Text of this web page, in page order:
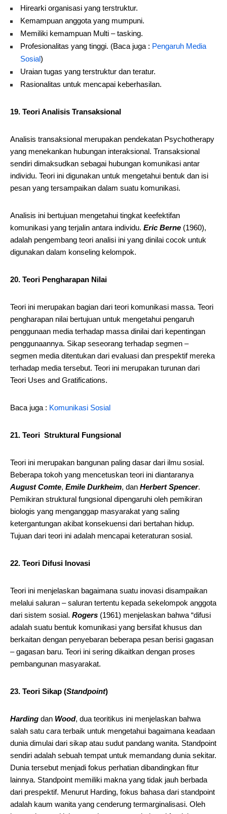
Hirearki organisasi yang terstruktur.
Kemampuan anggota yang mumpuni.
Memiliki kemampuan Multi – tasking.
Profesionalitas yang tinggi. (Baca juga : Pengaruh Media
Sosial)
Uraian tugas yang terstruktur dan teratur.
Rasionalitas untuk mencapai keberhasilan.
19. Teori Analisis Transaksional
Analisis transaksional merupakan pendekatan Psychotherapy
yang menekankan hubungan interaksional. Transaksional
sendiri dimaksudkan sebagai hubungan komunikasi antar
individu. Teori ini digunakan untuk mengetahui bentuk dan isi
pesan yang tersampaikan dalam suatu komunikasi.
Analisis ini bertujuan mengetahui tingkat keefektifan
komunikasi yang terjalin antara individu. Eric Berne (1960),
adalah pengembang teori analisi ini yang dinilai cocok untuk
digunakan dalam konseling kelompok.
20. Teori Pengharapan Nilai
Teori ini merupakan bagian dari teori komunikasi massa. Teori
pengharapan nilai bertujuan untuk mengetahui pengaruh
penggunaan media terhadap massa dinilai dari kepentingan
penggunaannya. Sikap seseorang terhadap segmen –
segmen media ditentukan dari evaluasi dan prespektif mereka
terhadap media tersebut. Teori ini merupakan turunan dari
Teori Uses and Gratifications.
Baca juga : Komunikasi Sosial
21. Teori Struktural Fungsional
Teori ini merupakan bangunan paling dasar dari ilmu sosial.
Beberapa tokoh yang mencetuskan teori ini diantaranya
August Comte, Emile Durkheim, dan Herbert Spencer.
Pemikiran struktural fungsional dipengaruhi oleh pemikiran
biologis yang menganggap masyarakat yang saling
ketergantungan akibat konsekuensi dari bertahan hidup.
Tujuan dari teori ini adalah mencapai keteraturan sosial.
22. Teori Difusi Inovasi
Teori ini menjelaskan bagaimana suatu inovasi disampaikan
melalui saluran – saluran tertentu kepada sekelompok anggota
dari sistem sosial. Rogers (1961) menjelaskan bahwa “difusi
adalah suatu bentuk komunikasi yang bersifat khusus dan
berkaitan dengan penyebaran beberapa pesan berisi gagasan
– gagasan baru. Teori ini sering dikaitkan dengan proses
pembangunan masyarakat.
23. Teori Sikap (Standpoint)
Harding dan Wood, dua teoritikus ini menjelaskan bahwa
salah satu cara terbaik untuk mengetahui bagaimana keadaan
dunia dimulai dari sikap atau sudut pandang wanita. Standpoint
sendiri adalah sebuah tempat untuk memandang dunia sekitar.
Dunia tersebut menjadi fokus perhatian dibandingkan fitur
lainnya. Standpoint memiliki makna yang tidak jauh berbada
dari prespektif. Menurut Harding, fokus bahasa dari standpoint
adalah kaum wanita yang cenderung termarginalisasi. Oleh